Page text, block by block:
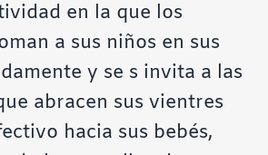
en la que los
a sus niños en sus
y se s invita a las
abracen sus vientres
hacia sus bebés,